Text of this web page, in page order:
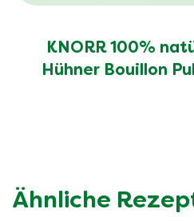
KNORR 100%
Hühner Bouillon
Ähnliche